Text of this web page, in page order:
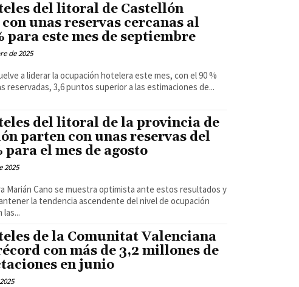
del litoral de Castellón
unas reservas cercanas al
para este mes de septiembre
de 2025
a liderar la ocupación hotelera este mes, con el 90 %
reservadas, 3,6 puntos superior a las estimaciones de...
del litoral de la provincia de
parten con unas reservas del
para el mes de agosto
2025
Marián Cano se muestra optimista ante estos resultados y
la tendencia ascendente del nivel de ocupación
de la Comunitat Valenciana
con más de 3,2 millones de
en junio